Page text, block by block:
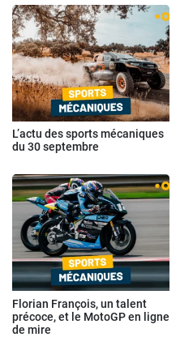
L’actu des sports mécaniques
du 30 septembre
Florian François, un talent
précoce, et le MotoGP en ligne
de mire